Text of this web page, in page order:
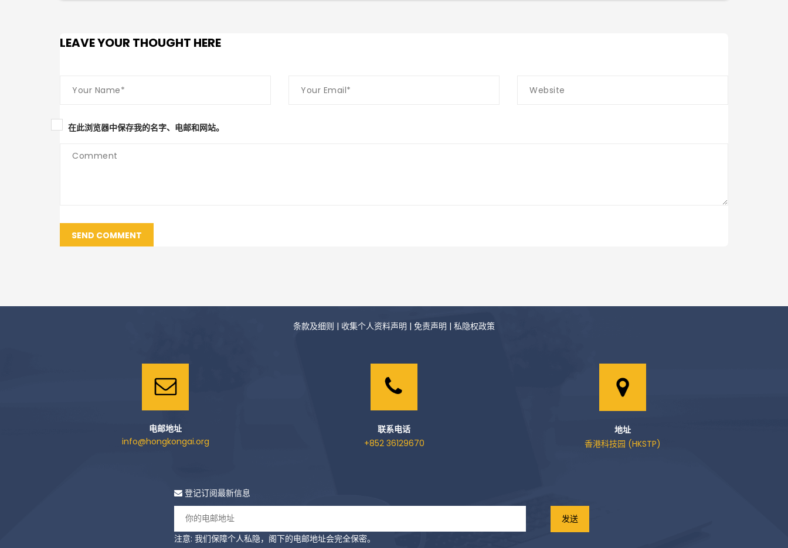
LEAVE YOUR THOUGHT HERE
在此浏览器中保存我的名字、电邮和网站。
SEND COMMENT
条款及细则 | 收集个人资料声明 | 免责声明 | 私隐权政策
电邮地址
info@hongkongai.org
联系电话
+852 36129670
地址
香港科技园 (HKSTP)
登记订阅最新信息
注意: 我们保障个人私隐，阁下的电邮地址会完全保密。